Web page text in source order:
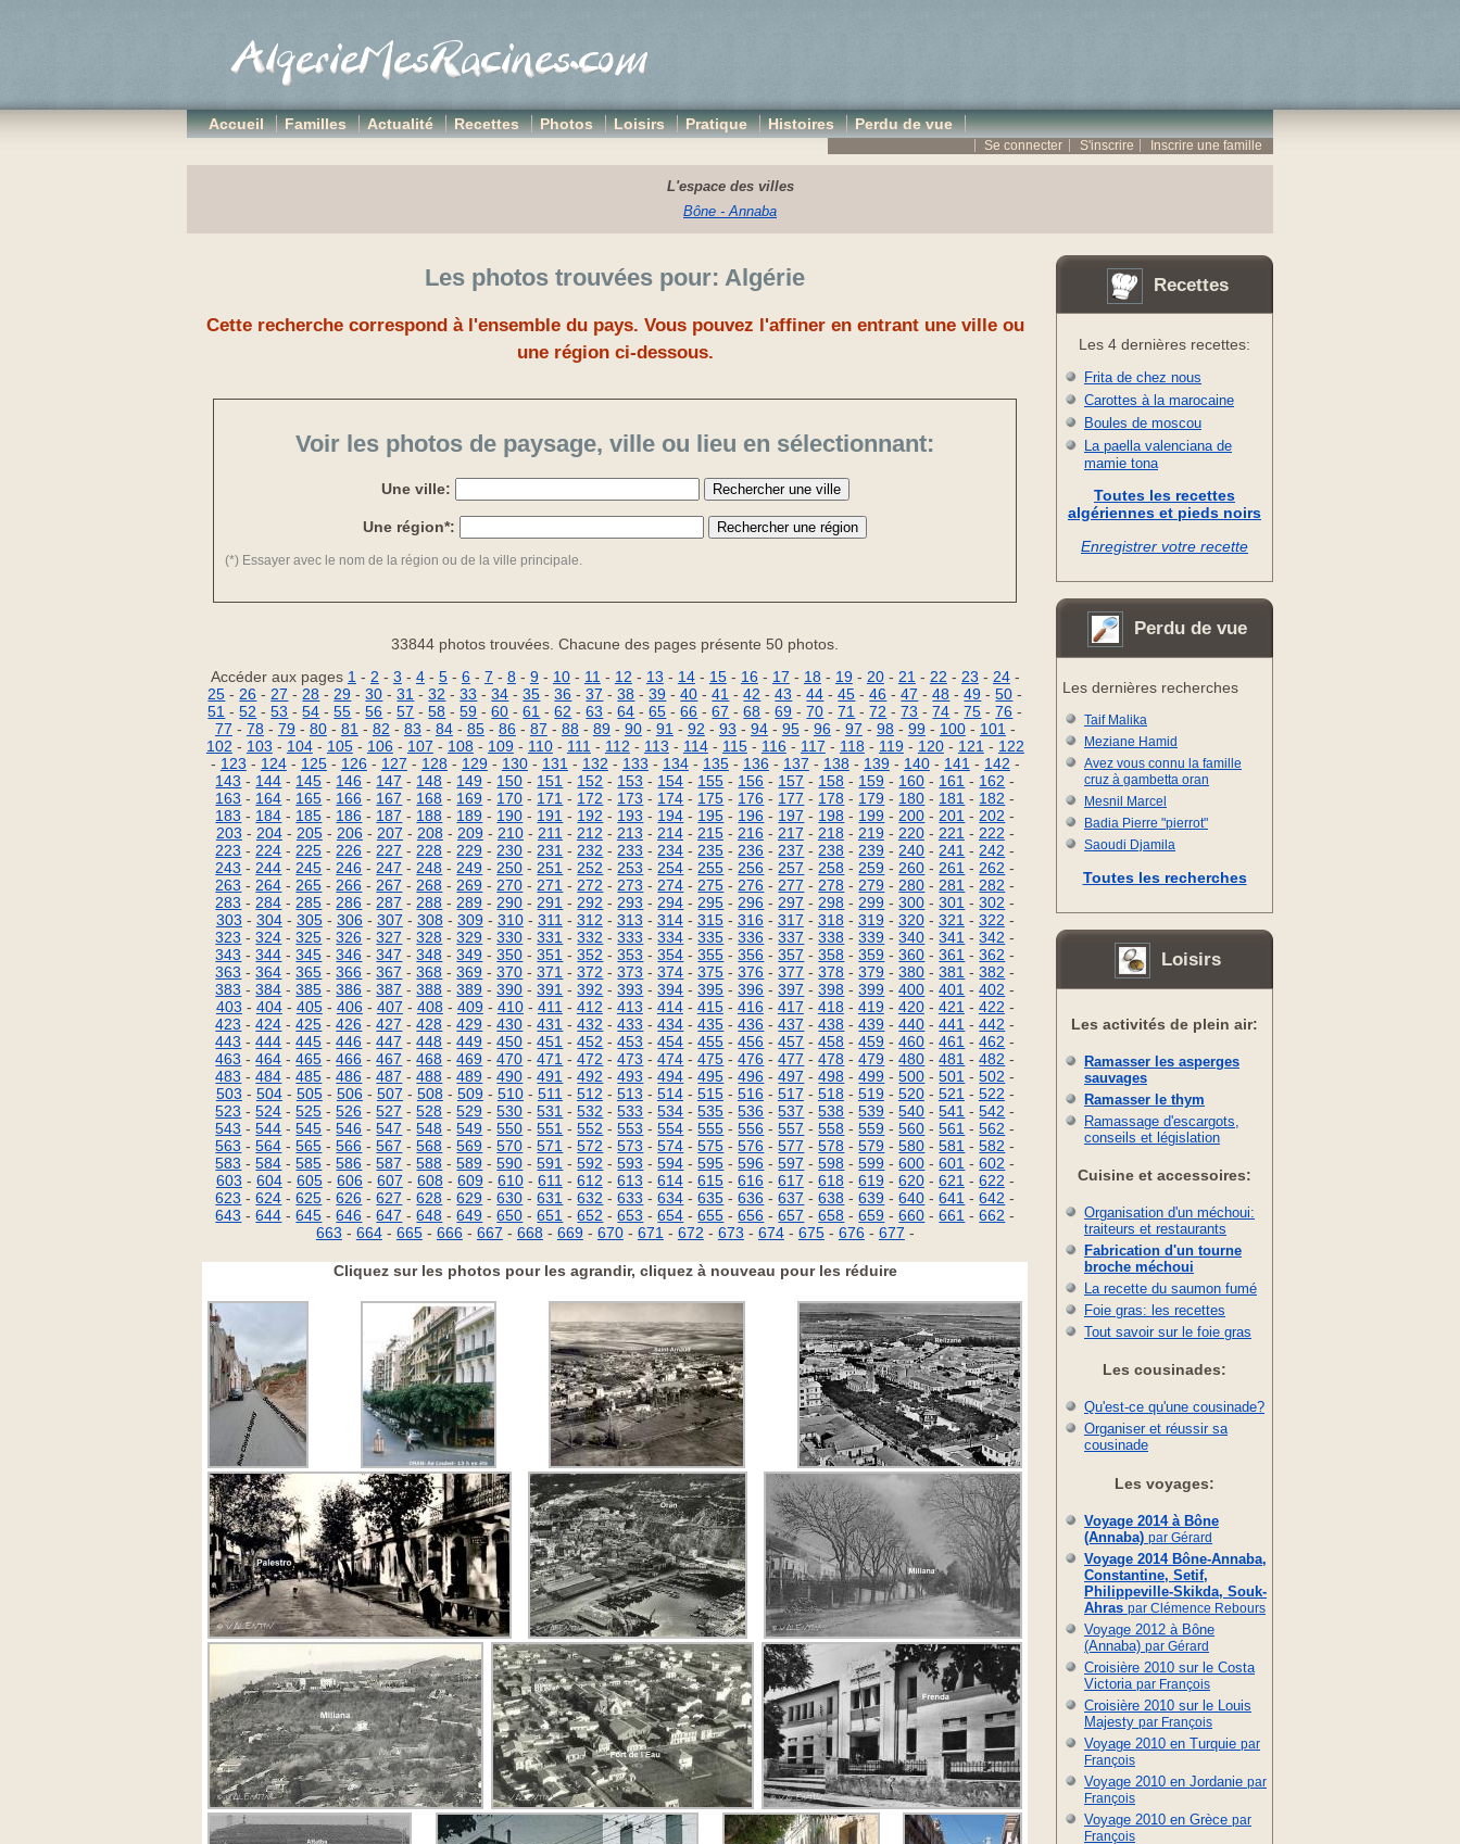
Accueil Familles Actualité Recettes Photos Loisirs Pratique Histoires Perdu de vue
Se connecter S'inscrire Inscrire une famille
L'espace des villes
Bône - Annaba
Les photos trouvées pour: Algérie
Cette recherche correspond à l'ensemble du pays. Vous pouvez l'affiner en entrant une ville ou
une région ci-dessous.
Voir les photos de paysage, ville ou lieu en sélectionnant:
Une ville:
Une région*:
(*) Essayer avec le nom de la région ou de la ville principale.
33844 photos trouvées. Chacune des pages présente 50 photos.
Accéder aux pages 1- 2 - 3 - 4- 5- 6- 7 - 8- 9- 10- 11- 12 - 13 - 14- 15- 16- 17 - 18- 19- 20- 21- 22 - 23 - 24-
25 -26 -27 -28 -29 -30 -31 -32 -33 -34 -35 -36 -37 -38 -39 -40 -41 -42 -43 -44 -45 -46 -47 -48 -49 -50 -
51 -52 -53 -54 -55 -56 -57 -58 -59 -60 -61 -62 -63 -64 -65 -66 -67 -68 -69 -70 -71 -72 -73 -74 -75 -76 -
77 - 78- 79- 80- 81- 82 - 83 - 84- 85- 86- 87 - 88- 89- 90- 91- 92 - 93 - 94- 95- 96- 97 - 98- 99- 100- 101-
102 - 103 - 104- 105- 106- 107 - 108- 109- 110- 111- 112 - 113 - 114- 115- 116- 117 - 118- 119- 120- 121- 122
- 123 - 124- 125- 126- 127 - 128- 129- 130- 131- 132 - 133 - 134- 135- 136- 137 - 138- 139- 140- 141- 142 -
143 - 144 - 145 - 146 - 147 - 148 - 149 - 150 - 151 - 152 - 153 - 154 - 155 - 156 - 157 - 158 - 159 - 160 - 161 - 162 -
163 - 164 - 165 - 166 - 167 - 168 - 169 - 170 - 171 - 172 - 173 - 174 - 175 - 176 - 177 - 178 - 179 - 180 - 181 - 182 -
183 - 184 - 185 - 186 - 187 - 188 - 189 - 190 - 191 - 192 - 193 - 194 - 195 - 196 - 197 - 198 - 199 -200 -201 -202 -
203 - 204- 205- 206- 207 - 208- 209- 210- 211- 212 - 213 - 214- 215- 216- 217 - 218- 219- 220- 221- 222 -
223 -224 -225 -226 -227 -228 -229 -230 -231 -232 -233 -234 -235 -236 -237 -238 -239 -240 -241 -242 -
243 -244 -245 -246 -247 -248 -249 -250 -251 -252 -253 -254 -255 -256 -257 -258 -259 -260 -261 -262 -
263 -264 -265 -266 -267 -268 -269 -270 -271 -272 -273 -274 -275 -276 -277 -278 -279 -280 -281 -282 -
283 -284 -285 -286 -287 -288 -289 -290 -291 -292 -293 -294 -295 -296 -297 -298 -299 -300 -301 -302 -
303 - 304- 305- 306- 307 - 308- 309- 310- 311- 312 - 313 - 314- 315- 316- 317 - 318- 319- 320- 321- 322 -
323 -324 -325 -326 -327 -328 -329 -330 -331 -332 -333 -334 -335 -336 -337 -338 -339 -340 -341 -342 -
343 -344 -345 -346 -347 -348 -349 -350 -351 -352 -353 -354 -355 -356 -357 -358 -359 -360 -361 -362 -
363 -364 -365 -366 -367 -368 -369 -370 -371 -372 -373 -374 -375 -376 -377 -378 -379 -380 -381 -382 -
383 -384 -385 -386 -387 -388 -389 -390 -391 -392 -393 -394 -395 -396 -397 -398 -399 -400 -401 -402 -
403 - 404- 405- 406- 407 - 408- 409- 410- 411- 412 - 413 - 414- 415- 416- 417 - 418- 419- 420- 421- 422 -
423 -424 -425 -426 -427 -428 -429 -430 -431 -432 -433 -434 -435 -436 -437 -438 -439 -440 -441 -442 -
443 -444 -445 -446 -447 -448 -449 -450 -451 -452 -453 -454 -455 -456 -457 -458 -459 -460 -461 -462 -
463 -464 -465 -466 -467 -468 -469 -470 -471 -472 -473 -474 -475 -476 -477 -478 -479 -480 -481 -482 -
483 -484 -485 -486 -487 -488 -489 -490 -491 -492 -493 -494 -495 -496 -497 -498 -499 -500 -501 -502 -
503 - 504- 505- 506- 507 - 508- 509- 510- 511- 512 - 513 - 514- 515- 516- 517 - 518- 519- 520- 521- 522 -
523 -524 -525 -526 -527 -528 -529 -530 -531 -532 -533 -534 -535 -536 -537 -538 -539 -540 -541 -542 -
543 -544 -545 -546 -547 -548 -549 -550 -551 -552 -553 -554 -555 -556 -557 -558 -559 -560 -561 -562 -
563 -564 -565 -566 -567 -568 -569 -570 -571 -572 -573 -574 -575 -576 -577 -578 -579 -580 -581 -582 -
583 -584 -585 -586 -587 -588 -589 -590 -591 -592 -593 -594 -595 -596 -597 -598 -599 -600 -601 -602 -
603 - 604- 605- 606- 607 - 608- 609- 610- 611- 612 - 613 - 614- 615- 616- 617 - 618- 619- 620- 621- 622 -
623 -624 -625 -626 -627 -628 -629 -630 -631 -632 -633 -634 -635 -636 -637 -638 -639 -640 -641 -642 -
643 -644 -645 -646 -647 -648 -649 -650 -651 -652 -653 -654 -655 -656 -657 -658 -659 -660 -661 -662 -
663 - 664- 665- 666- 667 - 668- 669- 670- 671- 672 - 673 - 674- 675- 676- 677 -
Cliquez sur les photos pour les agrandir, cliquez à nouveau pour les réduire
Recettes
Les 4 dernières recettes:
Frita de chez nous
Carottes à la marocaine
Boules de moscou
La paella valenciana de
mamie tona
Toutes les recettes
algériennes et pieds noirs
Enregistrer votre recette
Perdu de vue
Les dernières recherches
Taif Malika
Meziane Hamid
Avez vous connu la famille
cruz à gambetta oran
Mesnil Marcel
Badia Pierre "pierrot"
Saoudi Djamila
Toutes les recherches
Loisirs
Les activités de plein air:
Ramasser les asperges
sauvages
Ramasser le thym
Ramassage d'escargots,
conseils et législation
Cuisine et accessoires:
Organisation d'un méchoui:
traiteurs et restaurants
Fabrication d'un tourne
broche méchoui
La recette du saumon fumé
Foie gras: les recettes
Tout savoir sur le foie gras
Les cousinades:
Qu'est-ce qu'une cousinade?
Organiser et réussir sa
cousinade
Les voyages:
Voyage 2014 à Bône
(Annaba) par Gérard
Voyage 2014 Bône-Annaba,
Constantine, Setif,
Philippeville-Skikda, Souk-
Ahras par Clémence Rebours
Voyage 2012 à Bône
(Annaba) par Gérard
Croisière 2010 sur le Costa
Victoria par François
Croisière 2010 sur le Louis
Majesty par François
Voyage 2010 en Turquie par
François
Voyage 2010 en Jordanie par
François
Voyage 2010 en Grèce par
François